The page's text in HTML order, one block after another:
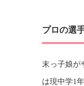
プロの選
末っ子娘が
は現中学1